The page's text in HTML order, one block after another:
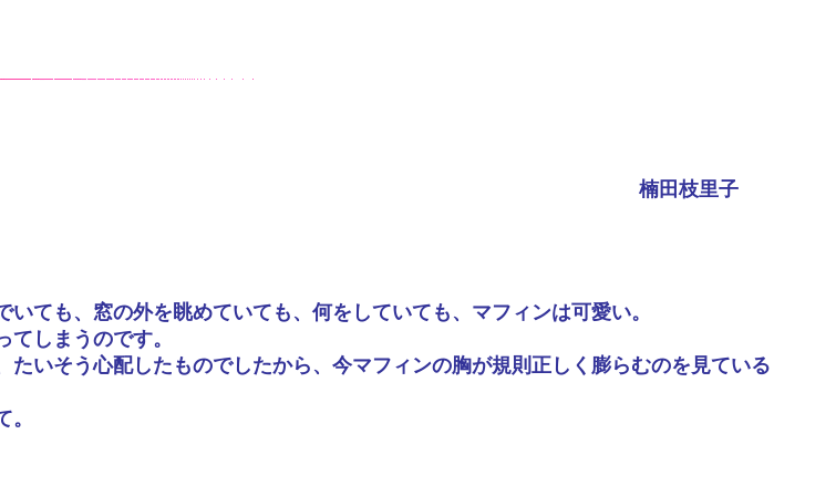
楠田枝里子
ても、窓の外を眺めていても、何をしていても、マフィンは可愛い。
しまうのです。
いそう心配したものでしたから、今マフィンの胸が規則正しく膨らむのを見ている